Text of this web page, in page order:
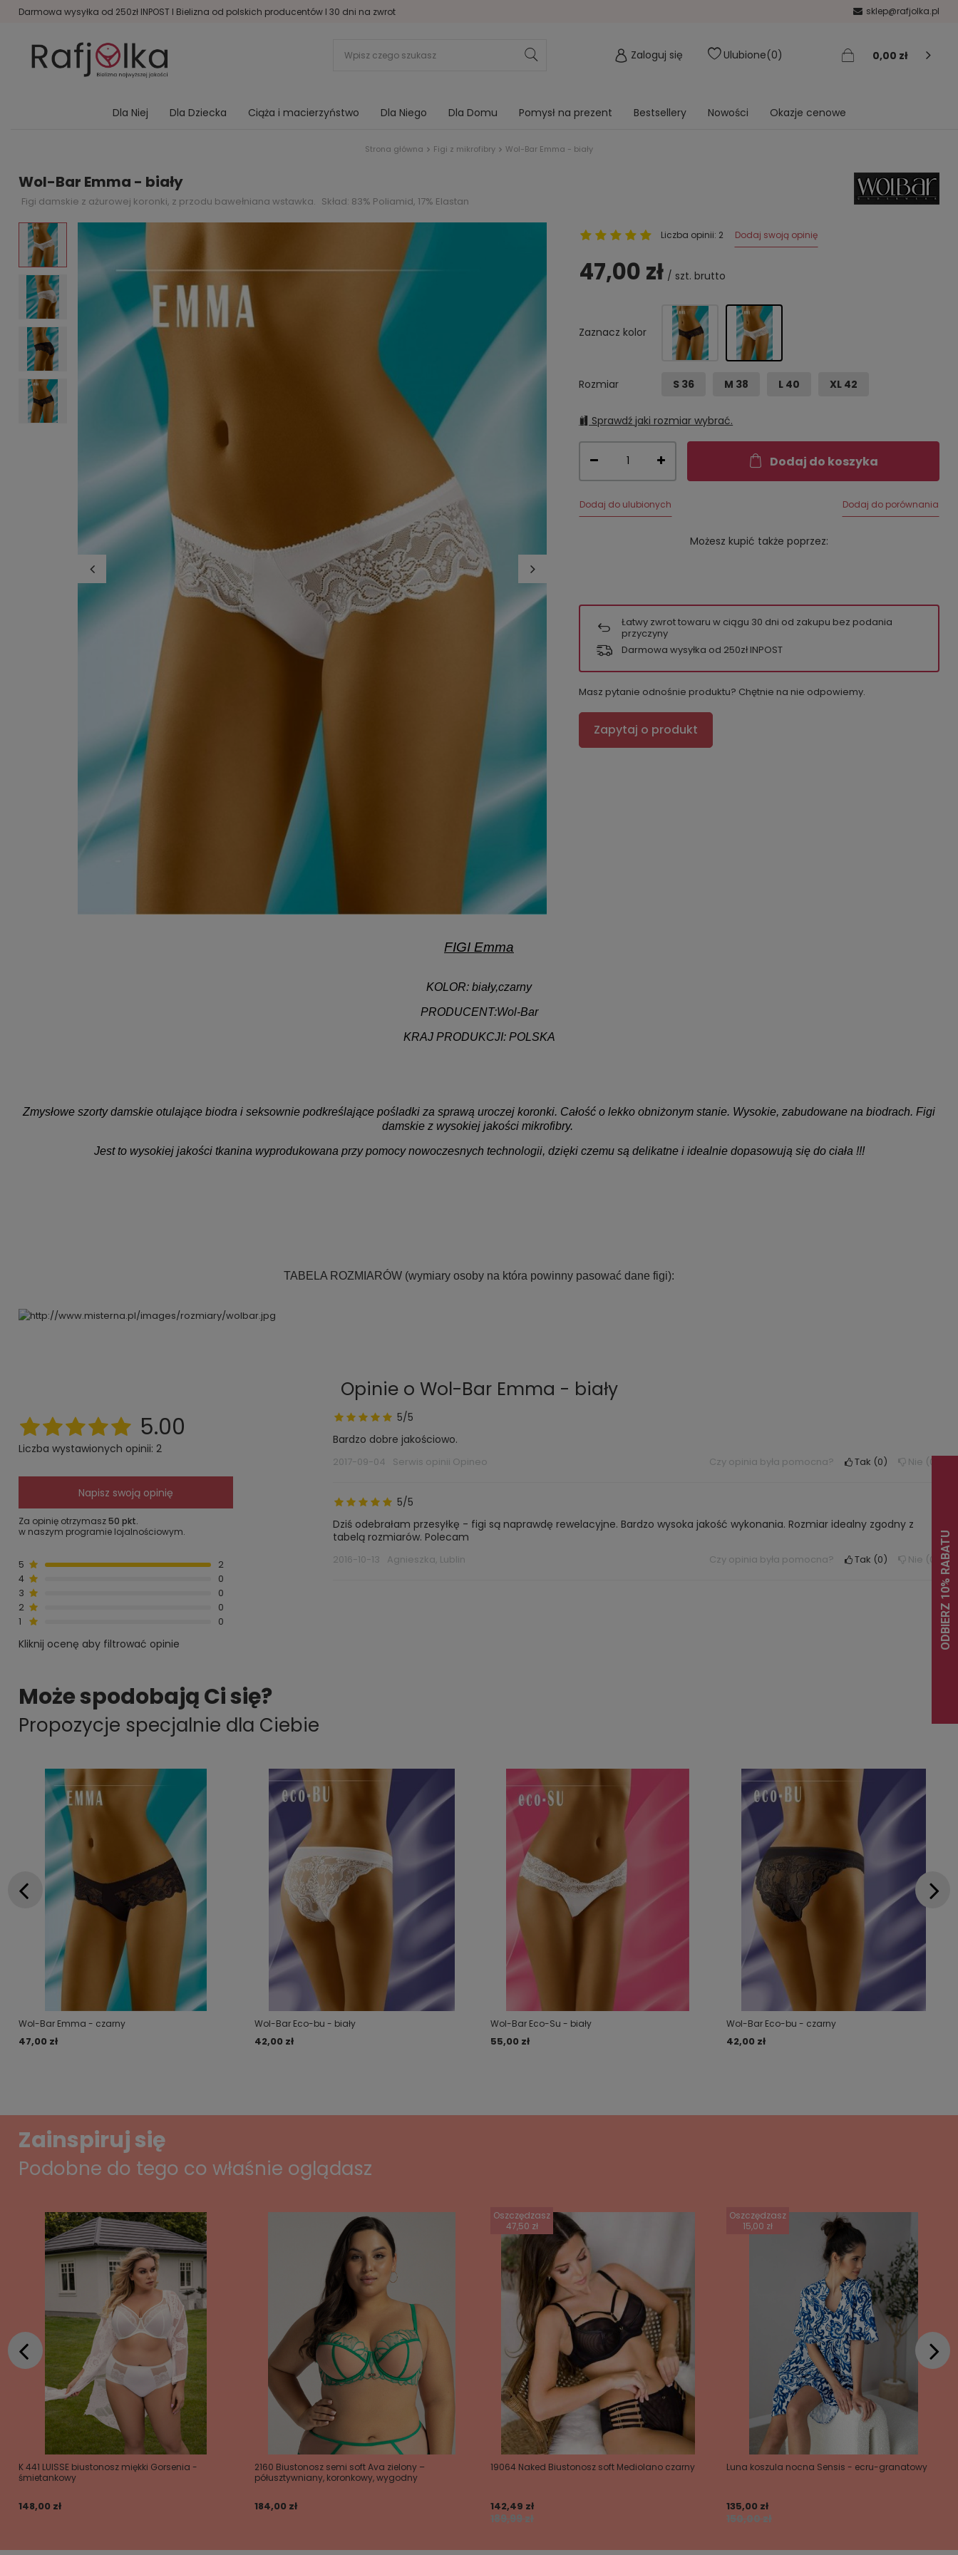
Darmowa wysyłka od 250zł INPOST I Bielizna od polskich producentów I 30 dni na zwrot sklep@rafjolka.pl
Zaloguj się Ulubione 0 0,00 zł
Dla Niej Dla Dziecka Ciąża i macierzyństwo Dla Niego Dla Domu Pomysł na prezent Bestsellery Nowości Okazje cenowe
Strona główna Figi z mikrofibry Wol-Bar Emma - biały
Wol-Bar Emma - biały
Figi damskie z ażurowej koronki, z przodu bawełniana wstawka. Skład: 83% Poliamid, 17% Elastan
Liczba opinii: 2 Dodaj swoją opinię
47,00 zł / szt. brutto
Zaznacz kolor
Rozmiar S 36 M 38 L 40 XL 42
Sprawdź jaki rozmiar wybrać.
Dodaj do koszyka
Dodaj do ulubionych Dodaj do porównania
Możesz kupić także poprzez:
Łatwy zwrot towaru w ciągu 30 dni od zakupu bez podania
przyczyny
Darmowa wysyłka od 250zł INPOST
Masz pytanie odnośnie produktu? Chętnie na nie odpowiemy.
Zapytaj o produkt
FIGI Emma
KOLOR: biały,czarny
PRODUCENT:Wol-Bar
KRAJ PRODUKCJI: POLSKA
Zmysłowe szorty damskie otulające biodra i seksownie podkreślające pośladki za sprawą uroczej koronki. Całość o lekko obniżonym stanie. Wysokie, zabudowane na biodrach. Figi
damskie z wysokiej jakości mikrofibry.
Jest to wysokiej jakości tkanina wyprodukowana przy pomocy nowoczesnych technologii, dzięki czemu są delikatne i idealnie dopasowują się do ciała !!!
TABELA ROZMIARÓW (wymiary osoby na która powinny pasować dane figi):
Opinie o Wol-Bar Emma - biały
5.00
Liczba wystawionych opinii: 2
Napisz swoją opinię
Za opinię otrzymasz50 pkt.
w naszym programie lojalnościowym.
5
2
4
0
3
0
2
0
1
0
Kliknij ocenę aby filtrować opinie
5/5
Bardzo dobre jakościowo.
2017-09-04 Serwis opinii Opineo Czy opinia była pomocna? Tak 0 Nie 0
5/5
Dziś odebrałam przesyłkę - figi są naprawdę rewelacyjne. Bardzo wysoka jakość wykonania. Rozmiar idealny zgodny z
tabelą rozmiarów. Polecam
2016-10-13 Agnieszka, Lublin Czy opinia była pomocna? Tak 0 Nie 0
Może spodobają Ci się?
Propozycje specjalnie dla Ciebie
Wol-Bar Emma - czarny
47,00 zł
Wol-Bar Eco-bu - biały
42,00 zł
Wol-Bar Eco-Su - biały
55,00 zł
Wol-Bar Eco-bu - czarny
42,00 zł
Zainspiruj się
Podobne do tego co właśnie oglądasz
K 441 LUISSE biustonosz miękki Gorsenia -
śmietankowy
148,00 zł
2160 Biustonosz semi soft Ava zielony –
półusztywniany, koronkowy, wygodny
184,00 zł
Oszczędzasz
47,50 zł
19064 Naked Biustonosz soft Mediolano czarny
189,99 zł
142,49 zł
Oszczędzasz
15,00 zł
Luna koszula nocna Sensis - ecru-granatowy
150,00 zł
135,00 zł